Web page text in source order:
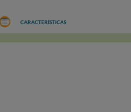
CARACTERÍSTICAS